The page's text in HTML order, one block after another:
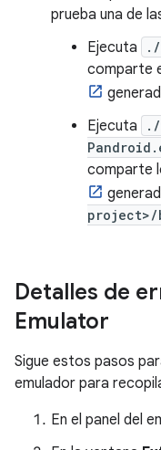
prueba una de
Ejecuta
./
comparte
Ejecuta
./
comparte
Detalles de
Emulator
Sigue estos pasos
emulador para
En el panel del